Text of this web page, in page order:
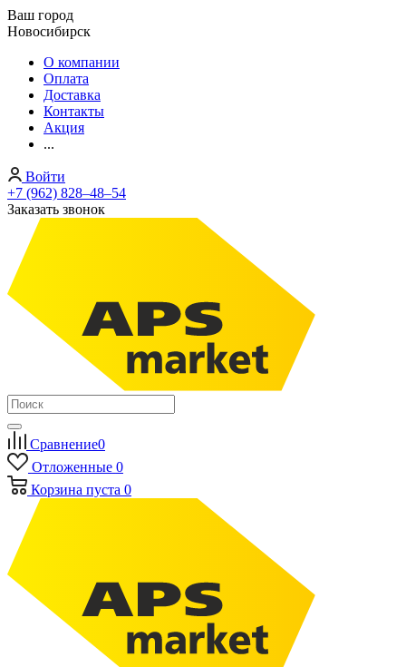
Ваш город
Новосибирск
О компании
Оплата
Доставка
Контакты
Акция
...
Войти
+7 (962) 828‒48‒54
Заказать звонок
Сравнение0
Отложенные 0
Корзина пуста 0